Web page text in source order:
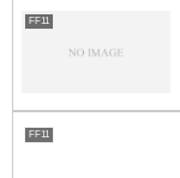
FF11
FF11